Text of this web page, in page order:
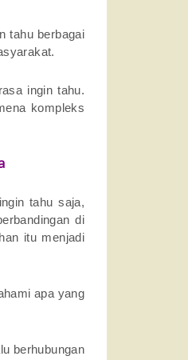
tahu berbagai
ingin tahu.
kompleks
tahu saja,
di
itu menjadi
apa yang
berhubungan